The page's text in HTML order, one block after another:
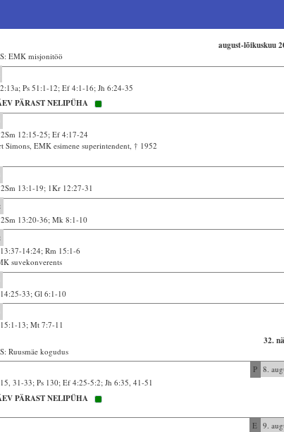
august-lõikuskuu
EMK misjonitöö
Ps 51:1-12; Ef 4:1-16; Jh 6:24-35
PÄRAST NELIPÜHA
12:15-25; Ef 4:17-24
Simons, EMK esimene superintendent, † 1952
13:1-19; 1Kr 12:27-31
13:20-36; Mk 8:1-10
14:24; Rm 15:1-6
suvekonverents
33; Gl 6:1-10
13; Mt 7:7-11
32.
Ruusmäe kogudus
P 8.
31-33; Ps 130; Ef 4:25-5:2; Jh 6:35, 41-51
PÄRAST NELIPÜHA
E 9.